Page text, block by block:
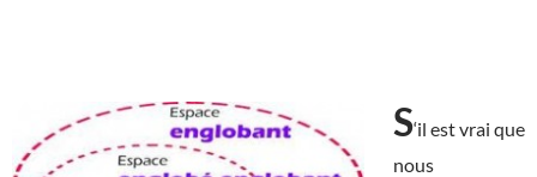
S‘il est vrai que
nous